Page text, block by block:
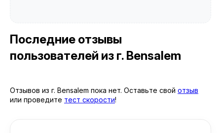
Последние отзывы
пользователей из г. Bensalem
Отзывов из г. Bensalem пока нет. Оставьте свой отзыв
или проведите тест скорости!